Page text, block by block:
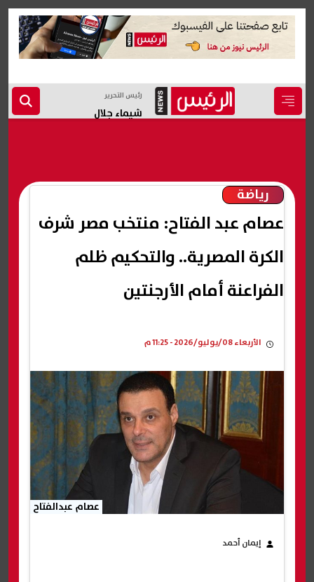
رئيس التحرير
شيماء جلال
رياضة
عصام عبد الفتاح: منتخب مصر شرف
الكرة المصرية.. والتحكيم ظلم
الفراعنة أمام الأرجنتين
الأربعاء 08/يوليو/2026 - 11:25 م
عصام عبدالفتاح
إيمان أحمد